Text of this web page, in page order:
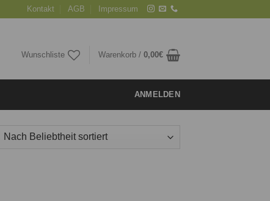
Kontakt AGB Impressum
Wunschliste Warenkorb / 0,00€
ANMELDEN